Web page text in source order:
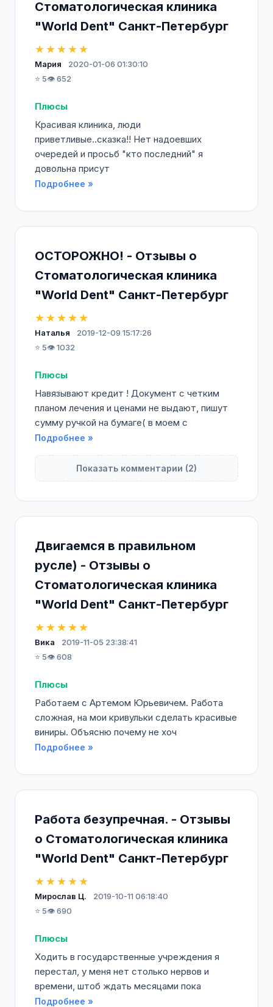
Стоматологическая клиника
"World Dent" Санкт-Петербург
★★★★★
Мария
2020-01-06 01:30:10
⭐ 5👁️ 652
Плюсы
Красивая клиника, люди
приветливые..сказка!! Нет надоевших
очередей и просьб "кто последний" я
довольна присут
Подробнее »
ОСТОРОЖНО! - Отзывы о
Стоматологическая клиника
"World Dent" Санкт-Петербург
★★★★★
Наталья
2019-12-09 15:17:26
⭐ 5👁️ 1032
Плюсы
Навязывают кредит ! Документ с четким
планом лечения и ценами не выдают, пишут
сумму ручкой на бумаге( в моем с
Подробнее »
Показать комментарии (2)
Двигаемся в правильном
русле) - Отзывы о
Стоматологическая клиника
"World Dent" Санкт-Петербург
★★★★★
Вика
2019-11-05 23:38:41
⭐ 5👁️ 608
Плюсы
Работаем с Артемом Юрьевичем. Работа
сложная, на мои кривульки сделать красивые
виниры. Объясню почему не хоч
Подробнее »
Работа безупречная. - Отзывы
о Стоматологическая клиника
"World Dent" Санкт-Петербург
★★★★★
Мирослав Ц.
2019-10-11 06:18:40
⭐ 5👁️ 690
Плюсы
Ходить в государственные учреждения я
перестал, у меня нет столько нервов и
времени, штоб ждать месяцами пока
Подробнее »